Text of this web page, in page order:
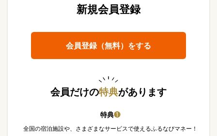
新規会員登録
会員登録（無料）をする
会員だけの特典があります
特典❶
全国の宿泊施設や、さまざまなサービスで使えるふるなびマネー！